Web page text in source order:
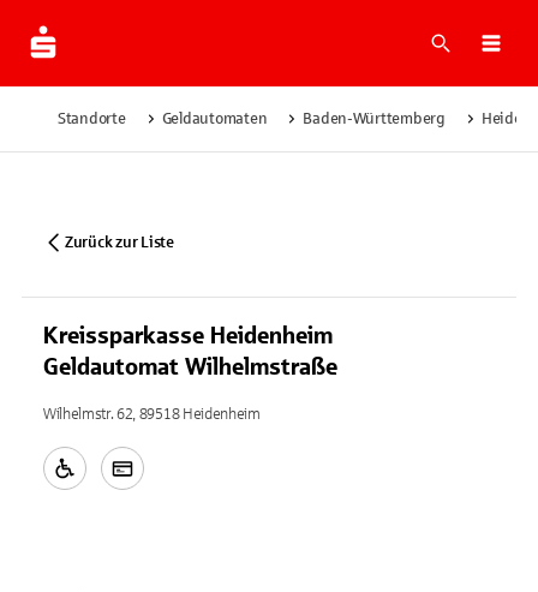
Suche
Standorte Geldautomaten Baden-Württemberg
Zurück zur Liste
Kreissparkasse Heidenheim
Geldautomat Wilhelmstraße
Wilhelmstr. 62, 89518 Heidenheim